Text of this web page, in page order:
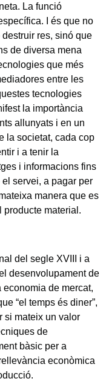
La funció
I és que no
res, sinó que
de diversa mena
que més
entre les
tecnologies
la importància
allunyats i en un
la societat, cada cop
i a tenir la
i informacions fins
servei, a pagar per
manera que es
producte material.
del segle XVIII i a
desenvolupament de
economia de mercat,
“el temps és diner”,
si mateix un valor
de
bàsic per a
econòmica